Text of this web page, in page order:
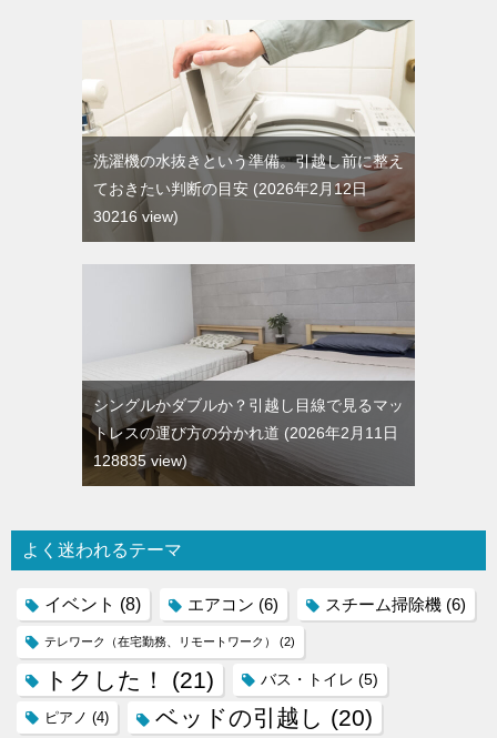
洗濯機の水抜きという準備。引越し前に整え
ておきたい判断の目安
2026年2月12日
30216 view
シングルかダブルか？引越し目線で見るマッ
トレスの運び方の分かれ道
2026年2月11日
128835 view
よく迷われるテーマ
イベント (8) エアコン (6) スチーム掃除機 (6)
テレワーク（在宅勤務、リモートワーク） (2)
トクした！ (21) バス・トイレ (5)
ピアノ (4) ベッドの引越し (20)